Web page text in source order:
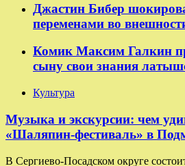
Джастин Бибер
переменами во
Комик Максим Галкин
сыну свои знания
Культура
Музыка и экскурсии: чем
«Шаляпин-фестиваль» в
В Сергиево-Посадском округе